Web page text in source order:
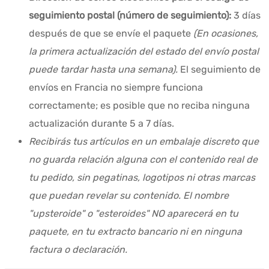
seguimiento postal (número de seguimiento): 3 días
después de que se envíe el paquete (En ocasiones,
la primera actualización del estado del envío postal
puede tardar hasta una semana). El seguimiento de
envíos en Francia no siempre funciona
correctamente; es posible que no reciba ninguna
actualización durante 5 a 7 días.
Recibirás tus artículos en un embalaje discreto que
no guarda relación alguna con el contenido real de
tu pedido, sin pegatinas, logotipos ni otras marcas
que puedan revelar su contenido. El nombre
"upsteroide" o "esteroides" NO aparecerá en tu
paquete, en tu extracto bancario ni en ninguna
factura o declaración.